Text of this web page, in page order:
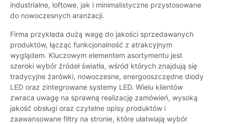
industrialne, loftowe, jak i minimalistyczne przystosowane
do nowoczesnych aranżacji.
Firma przykłada dużą wagę do jakości sprzedawanych
produktów, łącząc funkcjonalność z atrakcyjnym
wyglądem. Kluczowym elementem asortymentu jest
szeroki wybór źródeł światła, wśród których znajdują się
tradycyjne żarówki, nowoczesne, energooszczędne diody
LED oraz zintegrowane systemy LED. Wielu klientów
zwraca uwagę na sprawną realizację zamówień, wysoką
jakość obsługi oraz czytelne opisy produktów i
zaawansowane filtry na stronie, które ułatwiają wybór